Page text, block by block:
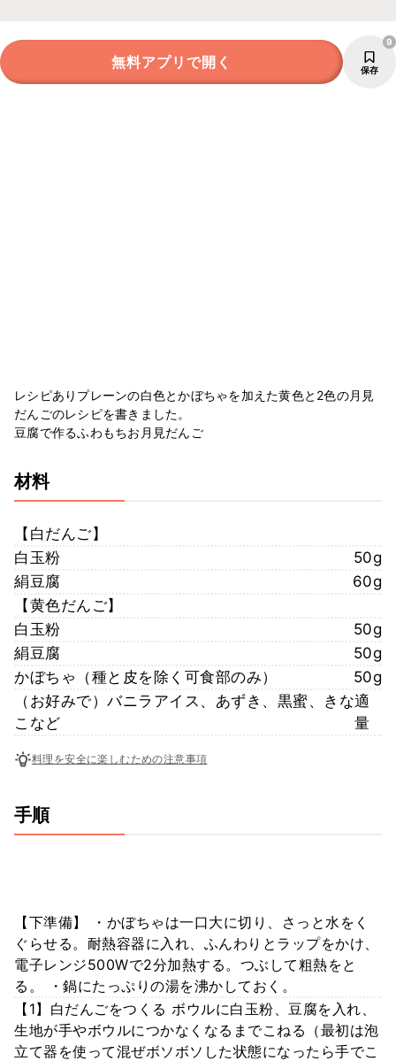
無料アプリで開く 保存
9
レシピありプレーンの白色とかぼちゃを加えた黄色と2色の月見
だんごのレシピを書きました。
豆腐で作るふわもちお月見だんご
材料
【白だんご】
白玉粉
50g
絹豆腐
60g
【黄色だんご】
白玉粉
50g
絹豆腐
50g
かぼちゃ（種と皮を除く可食部のみ）
50g
（お好みで）バニラアイス、あずき、黒蜜、きな
こなど
適
量
料理を安全に楽しむための注意事項
手順
【下準備】 ・かぼちゃは一口大に切り、さっと水をく
ぐらせる。耐熱容器に入れ、ふんわりとラップをかけ、
電子レンジ500Wで2分加熱する。つぶして粗熱をと
る。 ・鍋にたっぷりの湯を沸かしておく。
【1】白だんごをつくる ボウルに白玉粉、豆腐を入れ、
生地が手やボウルにつかなくなるまでこねる（最初は泡
立て器を使って混ぜボソボソした状態になったら手でこ